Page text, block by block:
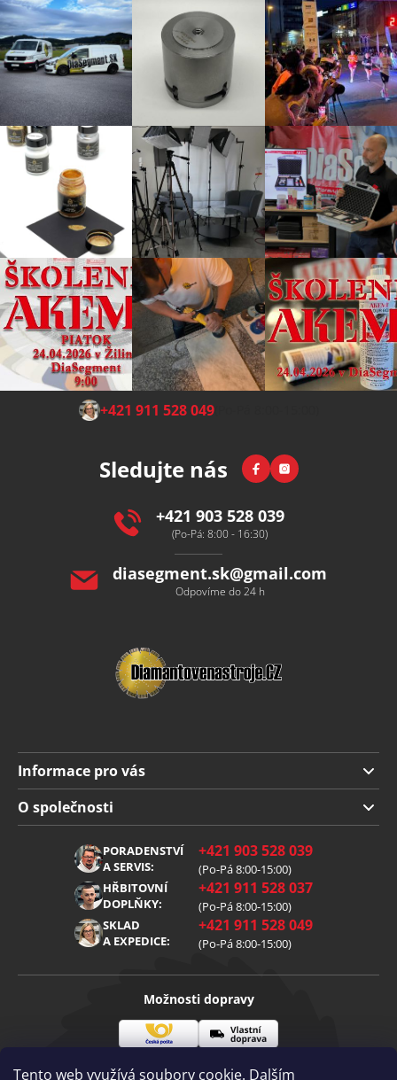
Tento web využívá soubory cookie. Dalším
Z +421 911 528 049(Po-Pá 8:00-15:00)
Sledujte nás FacebookInstagram
+421 903 528 039
(Po-Pá: 8:00 - 16:30)
diasegment.sk@gmail.com
Odpovíme do 24 h
Informace pro vás
Doprava a platba
Obchodní podmínky
Reklamace
Zpracování osobních údajů
O společnosti
PORADENSTVÍ
A SERVIS:
+421 903 528 039
(Po-Pá 8:00-15:00)
HŘBITOVNÍ
DOPLŇKY:
+421 911 528 037
(Po-Pá 8:00-15:00)
SKLAD
A EXPEDICE:
+421 911 528 049
(Po-Pá 8:00-15:00)
Možnosti dopravy
pošta
doprava